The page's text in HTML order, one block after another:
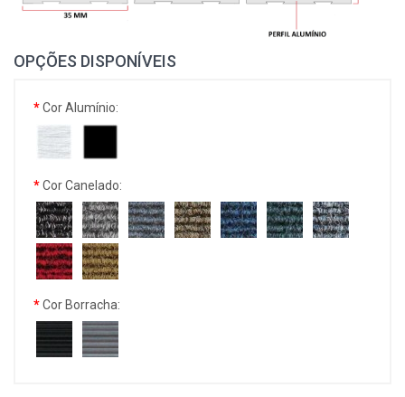
OPÇÕES DISPONÍVEIS
Cor Alumínio:
Cor Canelado:
Cor Borracha: